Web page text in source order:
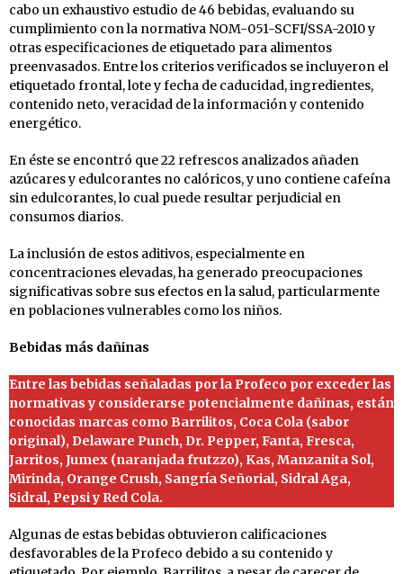
cabo un exhaustivo estudio de 46 bebidas, evaluando su
cumplimiento con la normativa NOM-051-SCFI/SSA-2010 y
otras especificaciones de etiquetado para alimentos
preenvasados. Entre los criterios verificados se incluyeron el
etiquetado frontal, lote y fecha de caducidad, ingredientes,
contenido neto, veracidad de la información y contenido
energético.
En éste se encontró que 22 refrescos analizados añaden
azúcares y edulcorantes no calóricos, y uno contiene cafeína
sin edulcorantes, lo cual puede resultar perjudicial en
consumos diarios.
La inclusión de estos aditivos, especialmente en
concentraciones elevadas, ha generado preocupaciones
significativas sobre sus efectos en la salud, particularmente
en poblaciones vulnerables como los niños.
Bebidas más dañinas
Entre las bebidas señaladas por la Profeco por exceder las
normativas y considerarse potencialmente dañinas, están
conocidas marcas como Barrilitos, Coca Cola (sabor
original), Delaware Punch, Dr. Pepper, Fanta, Fresca,
Jarritos, Jumex (naranjada frutzzo), Kas, Manzanita Sol,
Mirinda, Orange Crush, Sangría Señorial, Sidral Aga,
Sidral, Pepsi y Red Cola.
Algunas de estas bebidas obtuvieron calificaciones
desfavorables de la Profeco debido a su contenido y